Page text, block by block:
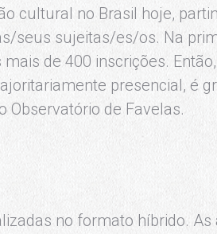
cultural no Brasil hoje,
seus sujeitas/es/os. Na
de 400 inscrições.
presencial, é
Observatório de Favelas.
no formato híbrido.